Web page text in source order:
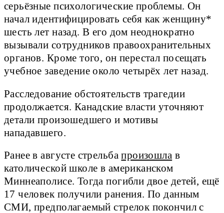
серьёзные психологические проблемы. Он
начал идентифицировать себя как женщину*
шесть лет назад. В его дом неоднократно
вызывали сотрудников правоохранительных
органов. Кроме того, он перестал посещать
учебное заведение около четырёх лет назад.
Расследование обстоятельств трагедии
продолжается. Канадские власти уточняют
детали произошедшего и мотивы
нападавшего.
Ранее в августе стрельбапроизошла в
католической школе в американском
Миннеаполисе. Тогда погибли двое детей, ещё
17 человек получили ранения. По данным
СМИ, предполагаемый стрелок покончил с